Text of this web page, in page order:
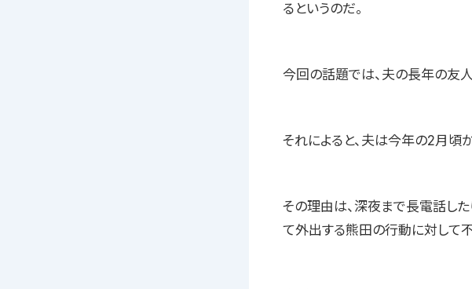
るというのだ。
今回の話題では、夫の長年の友人
それによると、夫は今年の2月頃
その理由は、深夜まで長電話し
て外出する熊田の行動に対して